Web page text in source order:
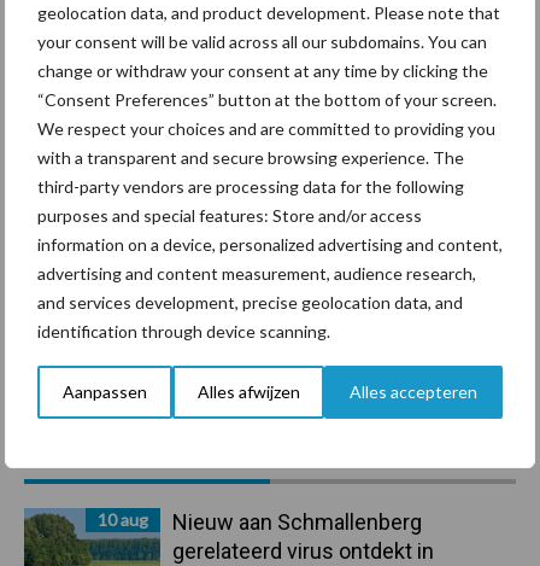
geolocation data, and product development. Please note that
your consent will be valid across all our subdomains. You can
change or withdraw your consent at any time by clicking the
“Consent Preferences” button at the bottom of your screen.
We respect your choices and are committed to providing you
with a transparent and secure browsing experience. The
third-party vendors are processing data for the following
purposes and special features: Store and/or access
information on a device, personalized advertising and content,
advertising and content measurement, audience research,
and services development, precise geolocation data, and
identification through device scanning.
Aanpassen Alles afwijzen Alles accepteren
Sidebar
10 aug
Nieuw aan Schmallenberg
gerelateerd virus ontdekt in
Diergezondheid Bemesting Fokkerij
Beregening Bijproducten
Toon meer